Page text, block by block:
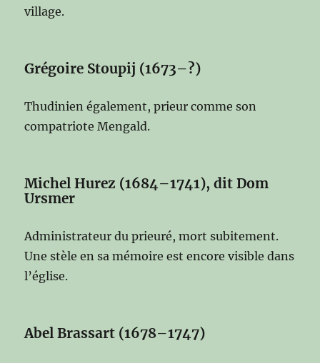
village.
Grégoire Stoupij (1673–?)
Thudinien également, prieur comme son
compatriote Mengald.
Michel Hurez (1684–1741), dit Dom
Ursmer
Administrateur du prieuré, mort subitement.
Une stèle en sa mémoire est encore visible dans
l’église.
Abel Brassart (1678–1747)